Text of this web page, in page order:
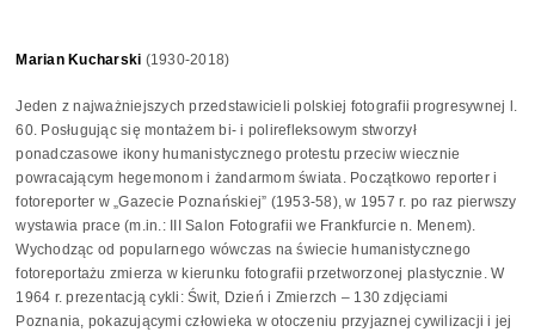
Marian Kucharski (1930-2018)
Jeden z najważniejszych przedstawicieli polskiej fotografii progresywnej l.
60. Posługując się montażem bi- i polirefleksowym stworzył
ponadczasowe ikony humanistycznego protestu przeciw wiecznie
powracającym hegemonom i żandarmom świata. Początkowo reporter i
fotoreporter w „Gazecie Poznańskiej” (1953-58), w 1957 r. po raz pierwszy
wystawia prace (m.in.: III Salon Fotografii we Frankfurcie n. Menem).
Wychodząc od popularnego wówczas na świecie humanistycznego
fotoreportażu zmierza w kierunku fotografii przetworzonej plastycznie. W
1964 r. prezentacją cykli: Świt, Dzień i Zmierzch – 130 zdjęciami
Poznania, pokazującymi człowieka w otoczeniu przyjaznej cywilizacji i jej